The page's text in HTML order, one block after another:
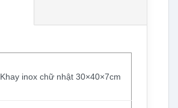
Khay inox chữ nhật 30×40×7cm